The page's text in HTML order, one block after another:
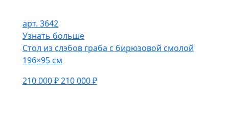
арт. 3642
Узнать больше
Стол из слэбов граба с бирюзовой смолой
196×95 см
210 000 ₽210 000 ₽